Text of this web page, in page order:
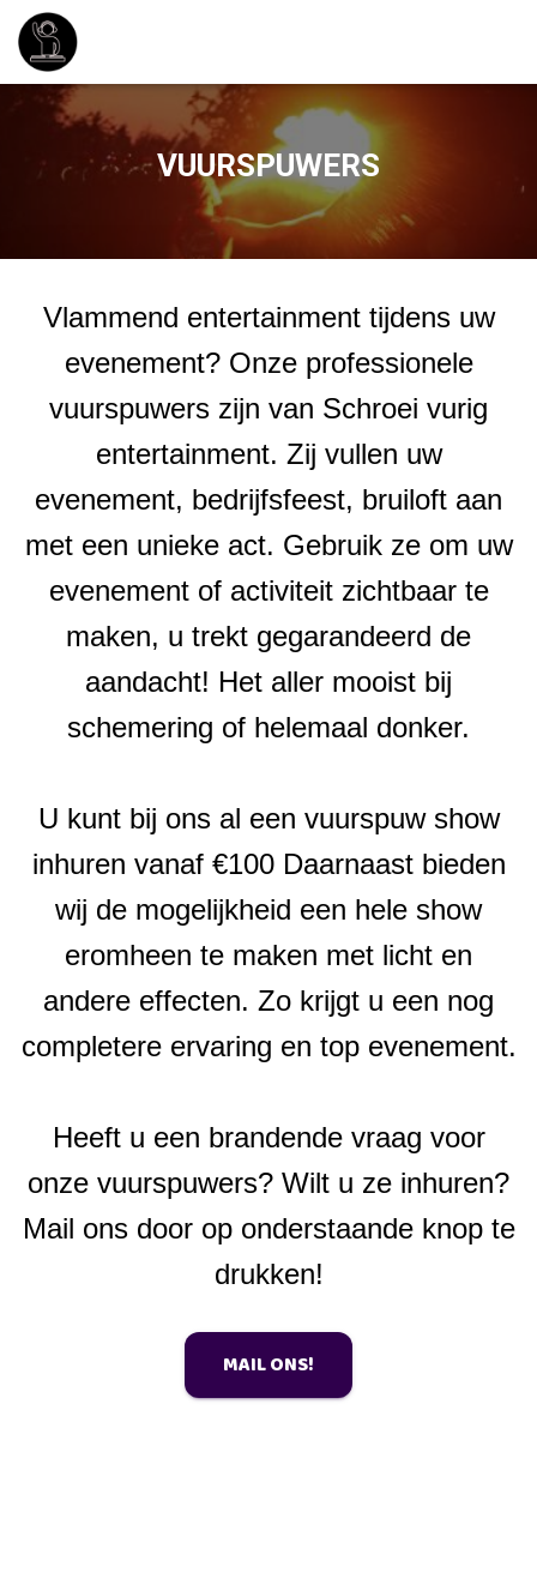
VUURSPUWERS
Vlammend entertainment tijdens uw
evenement? Onze professionele
vuurspuwers zijn van Schroei vurig
entertainment. Zij vullen uw
evenement, bedrijfsfeest, bruiloft aan
met een unieke act. Gebruik ze om uw
evenement of activiteit zichtbaar te
maken, u trekt gegarandeerd de
aandacht! Het aller mooist bij
schemering of helemaal donker.
U kunt bij ons al een vuurspuw show
inhuren vanaf €100 Daarnaast bieden
wij de mogelijkheid een hele show
eromheen te maken met licht en
andere effecten. Zo krijgt u een nog
completere ervaring en top evenement.
Heeft u een brandende vraag voor
onze vuurspuwers? Wilt u ze inhuren?
Mail ons door op onderstaande knop te
drukken!
MAIL ONS!